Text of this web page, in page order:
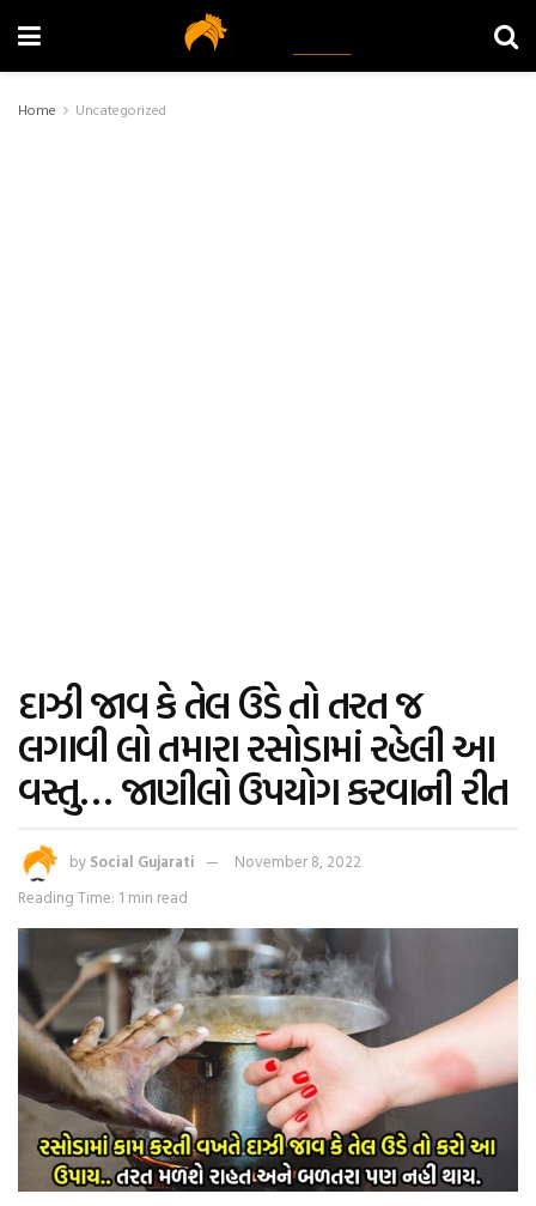
Home Uncategorized
દાઝી જાવ કે તેલ ઉડે તો તરત જ
લગાવી લો તમારા રસોડામાં રહેલી આ
વસ્તુ… જાણીલો ઉપયોગ કરવાની રીત
by Social Gujarati
November 8, 2022
Reading Time: 1 min read